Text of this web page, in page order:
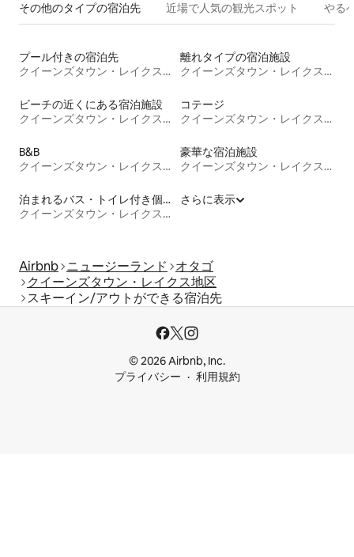
その他のタ⁠イ⁠プ⁠の宿⁠泊⁠先 近場で人気の観光スポット やる
プール付きの宿泊先
クイーンズタウン・レイクス地区
離れタイプの宿泊施設
クイーンズタウン・レイクス地区
ビーチの近くにある宿泊施設
クイーンズタウン・レイクス地区
コテージ
クイーンズタウン・レイクス地区
B&B
クイーンズタウン・レイクス地区
豪華な宿泊施設
クイーンズタウン・レイクス地区
泊まれるバス・トイレ付き個室
クイーンズタウン・レイクス地区
さらに表示
Airbnb ニュージーランド
オタゴ
クイーンズタウン・レイクス地区
スキーイン/アウトができる宿泊先
© 2026 Airbnb, Inc.
プライバシー
利用規約